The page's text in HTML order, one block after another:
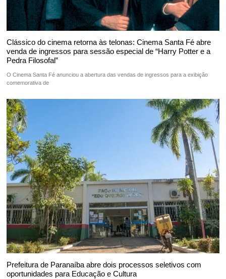
Clássico do cinema retorna às telonas: Cinema Santa Fé abre
venda de ingressos para sessão especial de “Harry Potter e a
Pedra Filosofal”
O Cinema Santa Fé anunciou a abertura das vendas de ingressos para a exibição
comemorativa de
Prefeitura de Paranaíba abre dois processos seletivos com
oportunidades para Educação e Cultura